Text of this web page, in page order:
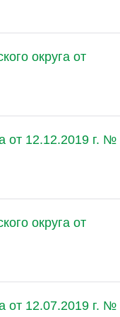
округа от
от 12.12.2019 г. №
округа от
от 12.07.2019 г. №